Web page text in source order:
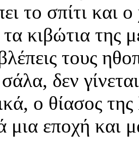
το σπίτι και
κιβώτια της
τους
δεν
ο θίασος
μια εποχή και